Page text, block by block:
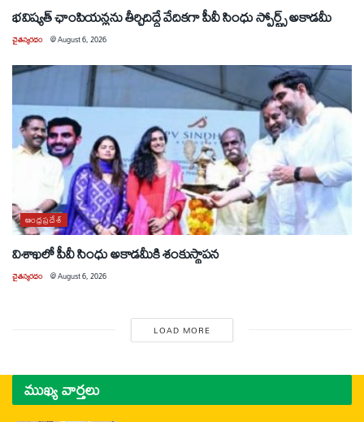
భవిష్యత్ ఛాంపియన్లను తీర్చిదిద్దే వేదికగా పీవీ సింధు స్పోర్ట్స్ అకాడమీ
చైతన్యరధం @August 6, 2026
ఆంధ్రప్రదేశ్
విశాఖలో పీవీ సింధు అకాడమీకి శంకుస్థాపన
చైతన్యరధం @August 6, 2026
LOAD MORE
ముఖ్య వార్తలు